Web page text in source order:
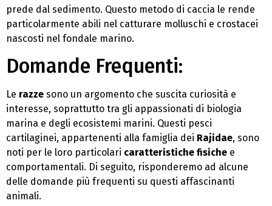
prede dal sedimento. Questo metodo di caccia le rende
particolarmente abili nel catturare molluschi e crostacei
nascosti nel fondale marino.
Domande Frequenti:
Le razze sono un argomento che suscita curiosità e
interesse, soprattutto tra gli appassionati di biologia
marina e degli ecosistemi marini. Questi pesci
cartilaginei, appartenenti alla famiglia dei Rajidae, sono
noti per le loro particolari caratteristiche fisiche e
comportamentali. Di seguito, risponderemo ad alcune
delle domande più frequenti su questi affascinanti
animali.